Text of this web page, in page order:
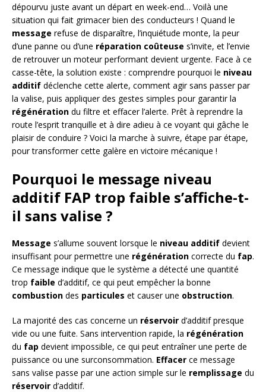
dépourvu juste avant un départ en week-end… Voilà une
situation qui fait grimacer bien des conducteurs ! Quand le
message refuse de disparaître, l’inquiétude monte, la peur
d’une panne ou d’une réparation coûteuse s’invite, et l’envie
de retrouver un moteur performant devient urgente. Face à ce
casse-tête, la solution existe : comprendre pourquoi le niveau
additif déclenche cette alerte, comment agir sans passer par
la valise, puis appliquer des gestes simples pour garantir la
régénération du filtre et effacer l’alerte. Prêt à reprendre la
route l’esprit tranquille et à dire adieu à ce voyant qui gâche le
plaisir de conduire ? Voici la marche à suivre, étape par étape,
pour transformer cette galère en victoire mécanique !
Pourquoi le message niveau
additif FAP trop faible s’affiche-t-
il sans valise ?
Message s’allume souvent lorsque le niveau additif devient
insuffisant pour permettre une régénération correcte du fap.
Ce message indique que le système a détecté une quantité
trop faible d’additif, ce qui peut empêcher la bonne
combustion des particules et causer une obstruction.
La majorité des cas concerne un réservoir d’additif presque
vide ou une fuite. Sans intervention rapide, la régénération
du fap devient impossible, ce qui peut entraîner une perte de
puissance ou une surconsommation. Effacer ce message
sans valise passe par une action simple sur le remplissage du
réservoir d’additif.